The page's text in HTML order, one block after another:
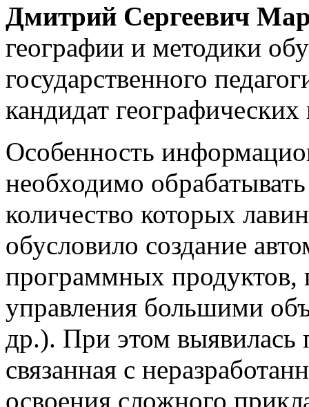
Дмитрий Сергеевич
географии и методики
государственного
кандидат географических
Особенность
необходимо
количество которых
обусловило создание
программных продуктов,
управления большими
др.). При этом выявилась
связанная с
освоения сложного